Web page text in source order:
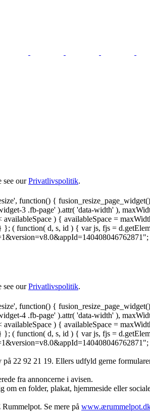
see ourPrivatlivspolitik.
function() {
3 .fb-page' ).attr( 'data-width' ),
) { availableSpace =
function( d, s, id ) { var js, fjs =
see ourPrivatlivspolitik.
function() {
4 .fb-page' ).attr( 'data-width' ),
) { availableSpace =
function( d, s, id ) { var js, fjs =
22 92 21 19‬. Ellers udfyld gerne
fra annoncerne i avisen.
en folder, plakat, hjemmeside eller
Se mere på